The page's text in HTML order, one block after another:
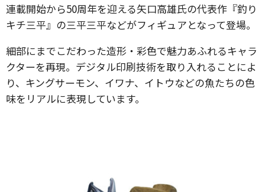
連載開始から50周年を迎える矢口高雄氏の代表作『釣り
キチ三平』の三平三平などがフィギュアとなって登場。
細部にまでこだわった造形・彩色で魅力あふれるキャラ
クターを再現。デジタル印刷技術を取り入れることによ
り、キングサーモン、イワナ、イトウなどの魚たちの色
味をリアルに表現しています。